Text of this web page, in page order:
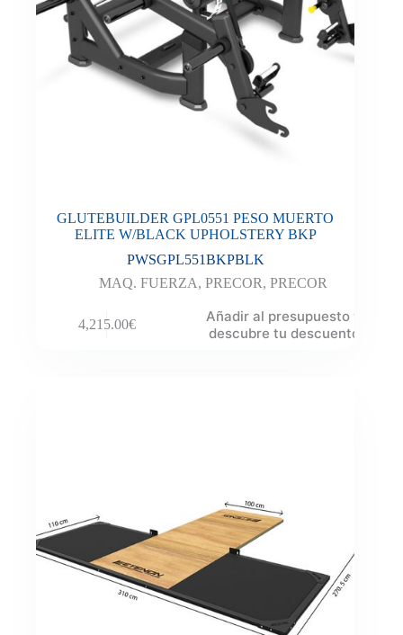
GLUTEBUILDER GPL0551 PESO MUERTO
ELITE W/BLACK UPHOLSTERY BKP
PWSGPL551BKPBLK
MAQ. FUERZA,PRECOR,PRECOR
4,215.00€
Añadir al presupuesto y
descubre tu descuento